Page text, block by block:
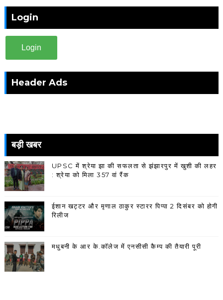
Login
Login
Header Ads
बड़ी खबर
UPSC में श्रेया झा की सफलता से झंझारपुर में खुशी की लहर
: श्रेया को मिला 357 वां रैंक
ईशान खट्टर और मृणाल ठाकुर स्टारर पिप्पा 2 दिसंबर को होगी
रिलीज
मधुबनी के आर के.कॉलेज में एनसीसी कैम्प की तैयारी पूरी